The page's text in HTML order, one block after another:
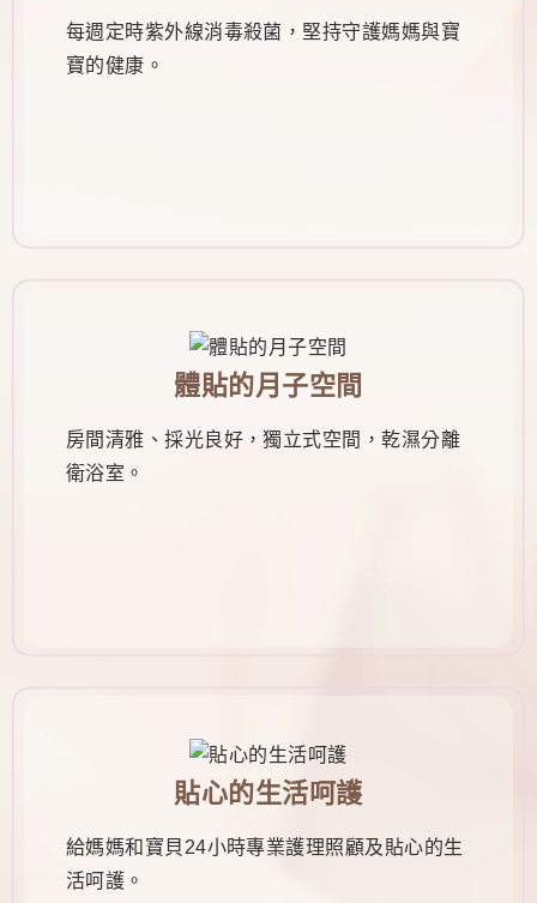
每週定時紫外線消毒殺菌，堅持守護媽媽與寶
寶的健康。
體貼的月子空間
房間清雅、採光良好，獨立式空間，乾濕分離
衛浴室。
貼心的生活呵護
給媽媽和寶貝24小時專業護理照顧及貼心的生
活呵護。